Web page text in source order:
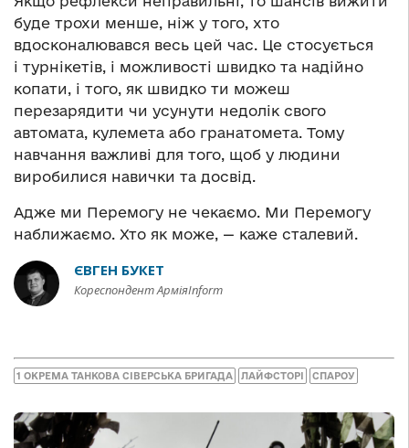
буде трохи менше, ніж у того, хто
вдосконалювався весь цей час. Це стосується
і турнікетів, і можливості швидко та надійно
копати, і того, як швидко ти можеш
перезарядити чи усунути недолік свого
автомата, кулемета або гранатомета. Тому
навчання важливі для того, щоб у людини
виробилися навички та досвід.
Адже ми Перемогу не чекаємо. Ми Перемогу
наближаємо. Хто як може, — каже сталевий.
ЄВГЕН БУКЕТ
Кореспондент АрміяInform
1 ОКРЕМА ТАНКОВА СІВЕРСЬКА БРИГАДА ЛАЙФСТОРІ СПАРОУ